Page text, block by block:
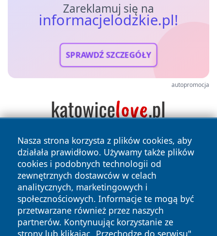
Zareklamuj się na
informacjelodzkie.pl!
SPRAWDŹ SZCZEGÓŁY
autopromocja
Nasza strona korzysta z plików cookies, aby
działała prawidłowo. Używamy także plików
cookies i podobnych technologii od
zewnętrznych dostawców w celach
analitycznych, marketingowych i
społecznościowych. Informacje te mogą być
przetwarzane również przez naszych
partnerów. Kontynuując korzystanie ze
strony lub klikając „Przechodzę do serwisu",
Copyright © 2026 informacjelodzkie.pl Wszystkie prawa
zastrzeżone.